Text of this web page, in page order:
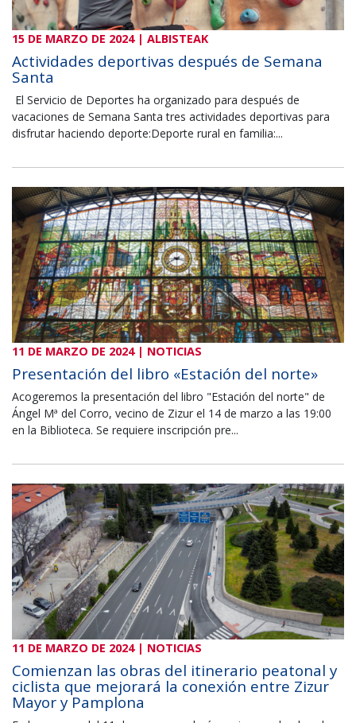
15 DE MARZO DE 2024 | ALBISTEAK
Actividades deportivas después de Semana
Santa
El Servicio de Deportes ha organizado para después de
vacaciones de Semana Santa tres actividades deportivas para
disfrutar haciendo deporte:Deporte rural en familia:...
11 DE MARZO DE 2024 | NOTICIAS
Presentación del libro «Estación del norte»
Acogeremos la presentación del libro "Estación del norte" de
Ángel Mª del Corro, vecino de Zizur el 14 de marzo a las 19:00
en la Biblioteca. Se requiere inscripción pre...
11 DE MARZO DE 2024 | NOTICIAS
Comienzan las obras del itinerario peatonal y
ciclista que mejorará la conexión entre Zizur
Mayor y Pamplona